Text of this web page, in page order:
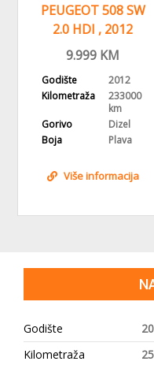
PEUGEOT 508 SW
2.0 HDI , 2012
GODINA,
9.999 KM
Godište
2012
Kilometraža
233000
km
Gorivo
Dizel
Boja
Plava
Više informacija
Godište
Kilometraža